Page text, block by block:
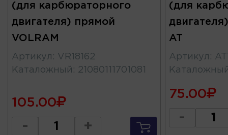
(для карбюраторного
двигателя) прямой
VOLRAM
Артикул : VR18162
Каталожный : 21080111701081
105.00
- +
(для
AT
Артикул :
75.00
-